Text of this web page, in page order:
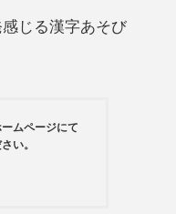
じる漢字あそび
ムページにて
い。